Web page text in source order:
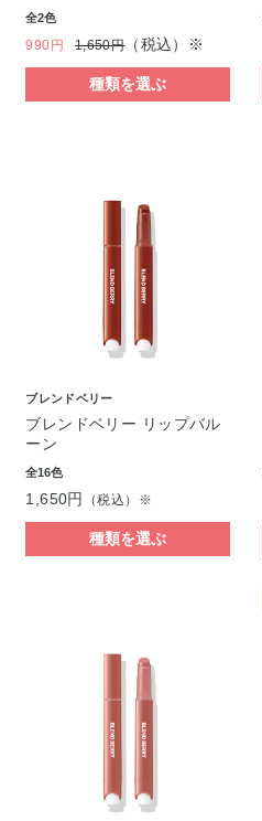
全2色
990円 1,650円（税込）※
種類を選ぶ
ブレンドベリー
ブレンドベリー リップバル
ーン
全16色
1,650円 （税込）※
種類を選ぶ